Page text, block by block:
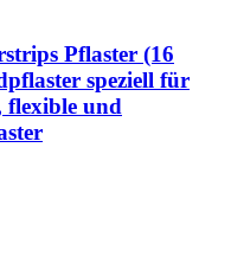
Pflaster (16
speziell für
flexible und